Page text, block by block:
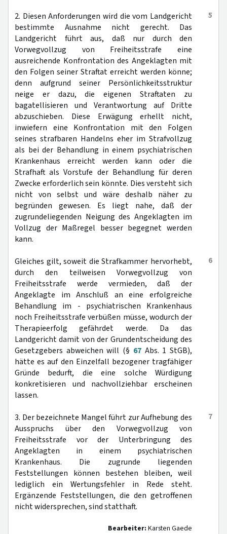
5
2. Diesen Anforderungen wird die vom Landgericht
bestimmte Ausnahme nicht gerecht. Das
Landgericht führt aus, daß nur durch den
Vorwegvollzug von Freiheitsstrafe eine
ausreichende Konfrontation des Angeklagten mit
den Folgen seiner Straftat erreicht werden könne;
denn aufgrund seiner Persönlichkeitsstruktur
neige er dazu, die eigenen Straftaten zu
bagatellisieren und Verantwortung auf Dritte
abzuschieben. Diese Erwägung erhellt nicht,
inwiefern eine Konfrontation mit den Folgen
seines strafbaren Handelns eher im Strafvollzug
als bei der Behandlung in einem psychiatrischen
Krankenhaus erreicht werden kann oder die
Strafhaft als Vorstufe der Behandlung für deren
Zwecke erforderlich sein könnte. Dies versteht sich
nicht von selbst und wäre deshalb näher zu
begründen gewesen. Es liegt nahe, daß der
zugrundeliegenden Neigung des Angeklagten im
Vollzug der Maßregel besser begegnet werden
kann.
6
Gleiches gilt, soweit die Strafkammer hervorhebt,
durch den teilweisen Vorwegvollzug von
Freiheitsstrafe werde vermieden, daß der
Angeklagte im Anschluß an eine erfolgreiche
Behandlung im - psychiatrischen Krankenhaus
noch Freiheitsstrafe verbüßen müsse, wodurch der
Therapieerfolg gefährdet werde. Da das
Landgericht damit von der Grundentscheidung des
Gesetzgebers abweichen will (§ 67Abs. 1 StGB),
hätte es auf den Einzelfall bezogener tragfähiger
Gründe bedurft, die eine solche Würdigung
konkretisieren und nachvollziehbar erscheinen
lassen.
7
3. Der bezeichnete Mangel führt zur Aufhebung des
Ausspruchs über den Vorwegvollzug von
Freiheitsstrafe vor der Unterbringung des
Angeklagten in einem psychiatrischen
Krankenhaus. Die zugrunde liegenden
Feststellungen können bestehen bleiben, weil
lediglich ein Wertungsfehler in Rede steht.
Ergänzende Feststellungen, die den getroffenen
nicht widersprechen, sind statthaft.
Bearbeiter: Karsten Gaede